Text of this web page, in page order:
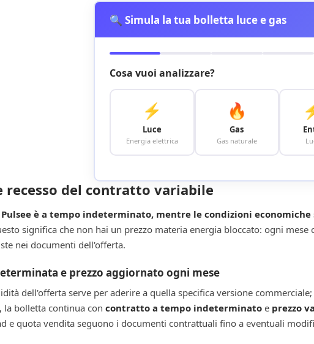
🔍 Simula la tua bolletta luce e gas
Cosa vuoi analizzare?
⚡
Luce
Energia elettrica
🔥
Gas
Gas naturale
recesso del contratto variabile
è a tempo indeterminato, mentre le condizioni
significa che non hai un prezzo materia energia bloccato: ogni mese
nei documenti dell'offerta.
e prezzo aggiornato ogni mese
dell'offerta serve per aderire a quella specifica versione
la bolletta continua con contratto a tempo indeterminatoe prezzo
e quota vendita seguono i documenti contrattuali fino a eventuali